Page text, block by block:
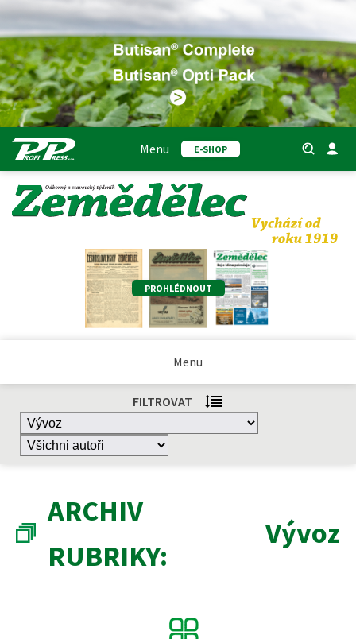
Menu E-SHOP
PROHLÉDNOUT
Menu
FILTROVAT
ARCHIV
RUBRIKY:
Vývoz